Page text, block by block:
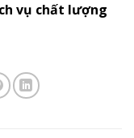
vụ chất lượng